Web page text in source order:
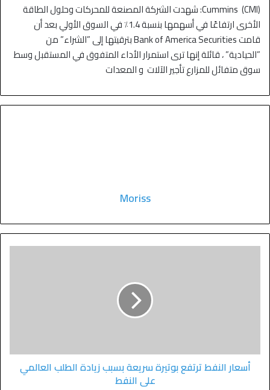
Cummins (CMI): شهدت الشركة المصنعة للمحركات وحلول الطاقة
الأخرى ارتفاعًا في أسهمها بنسبة 1.4٪ في السوق الأولي بعد أن
قامت Bank of America Securities بترقيتها إلى ”الشراء” من
”الحيادية” ، قائلة إنها ترى استمرار الأداء المتفوق في المستقبل وسط
سوق متفائل للمزارع تأجير الآلات و المعدات
Moriss
أسعار النفط ترتفع بوتيرة سريعة بسبب زيادة الطلب العالمي
على النفط